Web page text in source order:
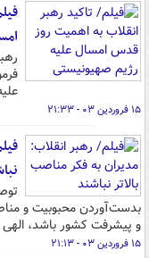
۱۵ فروردین ۰۳ - ۲۱:۳۳
بدست‌آوردن محبوبیت و
و پیشرفت کشور باشد،
۱۵ فروردین ۰۳ - ۲۱:۱۳